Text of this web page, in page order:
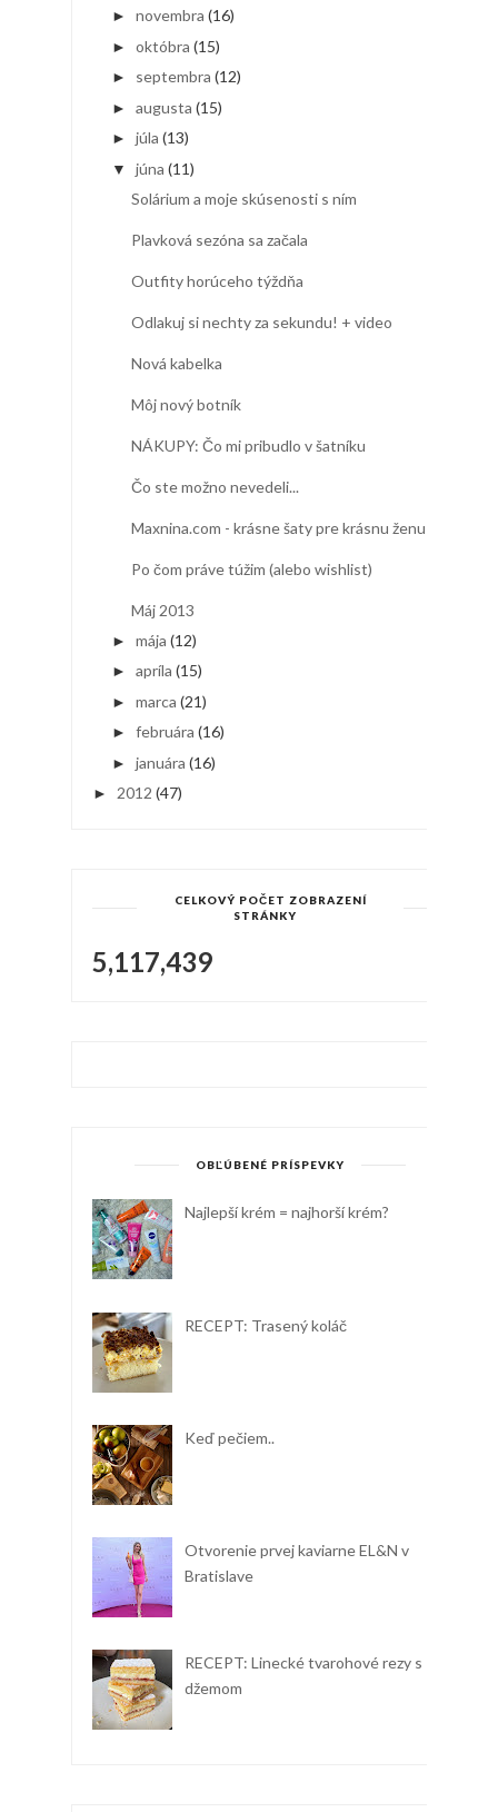
► novembra (16)
► októbra (15)
► septembra (12)
► augusta (15)
► júla (13)
▼ júna (11)
Solárium a moje skúsenosti s ním
Plavková sezóna sa začala
Outfity horúceho týždňa
Odlakuj si nechty za sekundu! + video
Nová kabelka
Môj nový botník
NÁKUPY: Čo mi pribudlo v šatníku
Čo ste možno nevedeli...
Maxnina.com - krásne šaty pre krásnu ženu!
Po čom práve túžim (alebo wishlist)
Máj 2013
► mája (12)
► apríla (15)
► marca (21)
► februára (16)
► januára (16)
► 2012 (47)
CELKOVÝ POČET ZOBRAZENÍ
STRÁNKY
5,117,439
OBĽÚBENÉ PRÍSPEVKY
Najlepší krém = najhorší krém?
RECEPT: Trasený koláč
Keď pečiem..
Otvorenie prvej kaviarne EL&N v
Bratislave
RECEPT: Linecké tvarohové rezy s
džemom